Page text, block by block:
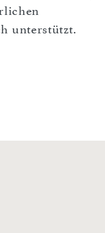
unterstützt.